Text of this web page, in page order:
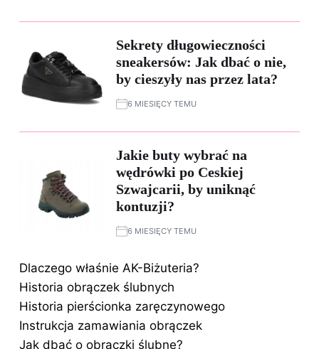
Sekrety długowieczności
sneakersów: Jak dbać o nie,
by cieszyły nas przez lata?
6 MIESIĘCY TEMU
Jakie buty wybrać na
wędrówki po Ceskiej
Szwajcarii, by uniknąć
kontuzji?
6 MIESIĘCY TEMU
Dlaczego właśnie AK-Biżuteria?
Historia obrączek ślubnych
Historia pierścionka zaręczynowego
Instrukcja zamawiania obrączek
Jak dbać o obrączki ślubne?